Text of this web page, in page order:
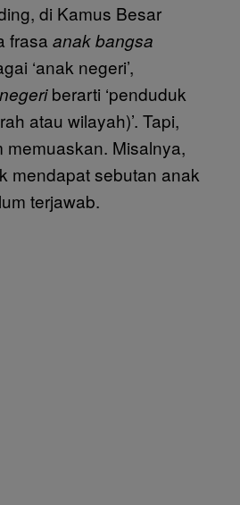
di Kamus Besar
frasa anak bangsa
‘anak negeri’,
berarti ‘penduduk
atau wilayah)’. Tapi,
memuaskan. Misalnya,
mendapat sebutan anak
terjawab.